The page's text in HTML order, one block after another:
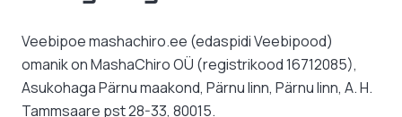
Veebipoe mashachiro.ee (edaspidi Veebipood)
omanik on MashaChiro OÜ (registrikood 16712085),
Asukohaga Pärnu maakond, Pärnu linn, Pärnu linn, A. H.
Tammsaare pst 28-33, 80015.